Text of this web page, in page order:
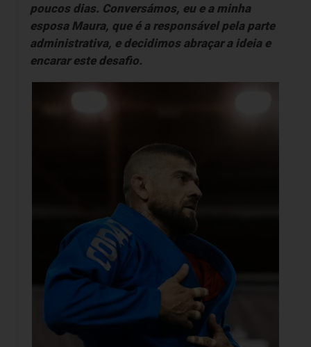
poucos dias. Conversámos, eu e a minha
esposa Maura, que é a responsável pela parte
administrativa, e decidimos abraçar a ideia e
encarar este desafio.